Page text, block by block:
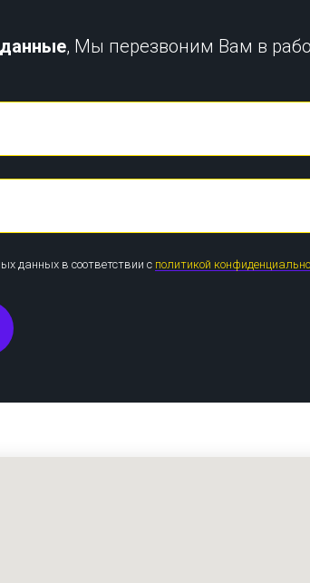
, Мы перезвоним Вам в
данных в соответствии с политикой